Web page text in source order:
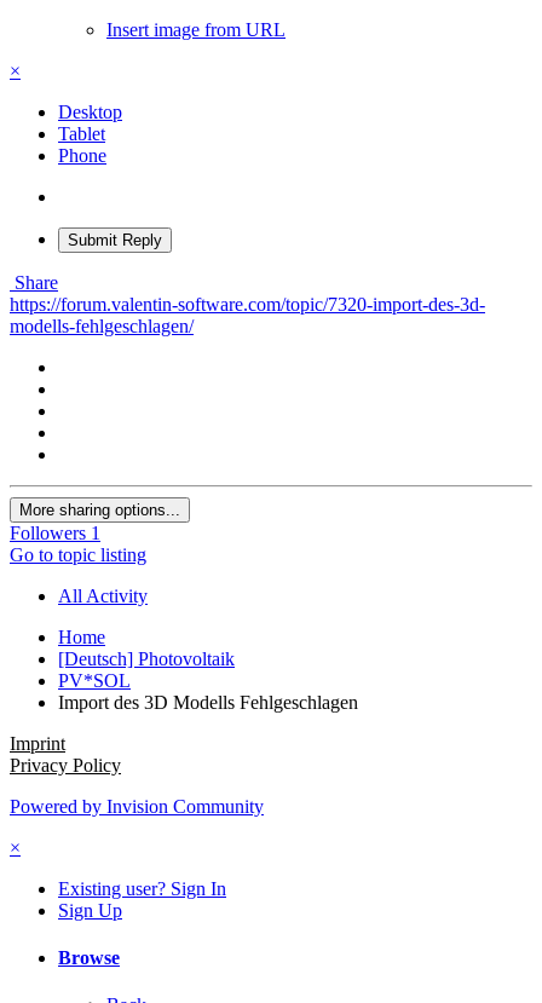
Insert image from URL
×
Desktop
Tablet
Phone
Submit Reply
Share
https://forum.valentin-software.com/topic/7320-import-des-3d-
modells-fehlgeschlagen/
More sharing options...
Followers 1
Go to topic listing
All Activity
Home
[Deutsch] Photovoltaik
PV*SOL
Import des 3D Modells Fehlgeschlagen
Imprint
Privacy Policy
Powered by Invision Community
×
Existing user? Sign In
Sign Up
Browse